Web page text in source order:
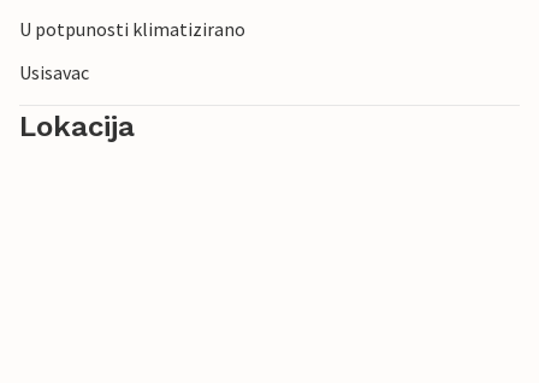
U potpunosti klimatizirano
Usisavac
Lokacija